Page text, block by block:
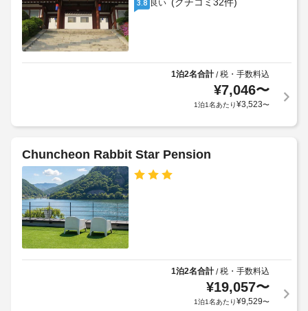
3.8 良い
1泊2名合計/税・手数料込
¥7,046〜
1泊1名あたり¥3,523〜
Chuncheon Rabbit Star Pension
1泊2名合計/税・手数料込
¥19,057〜
1泊1名あたり¥9,529〜